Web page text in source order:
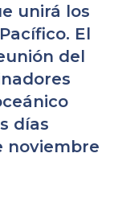
unirá los
El
del
días
noviembre